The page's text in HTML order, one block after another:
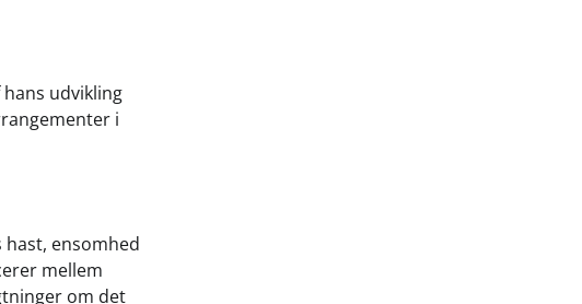
udvikling
i
ensomhed
mellem
om det